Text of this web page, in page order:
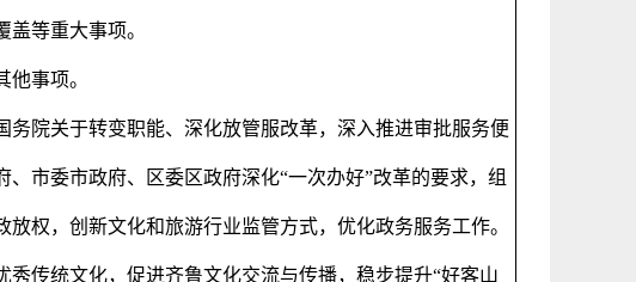
等重大事项。
他事项。
务院关于转变职能、深化放管服改革，深入推进审批服务便
、市委市政府、区委区政府深化“一次办好”改革的要求，组
权，创新文化和旅游行业监管方式，优化政务服务工作。
传统文化，促进齐鲁文化交流与传播，稳步提升“好客山